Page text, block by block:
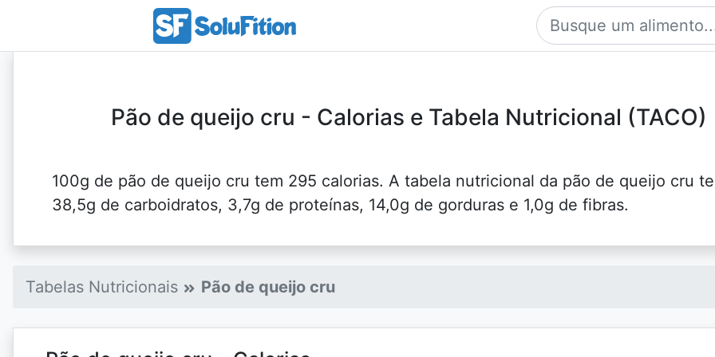
Pão de queijo cru - Calorias e Tabela Nutricional (TACO)
100g de pão de queijo cru tem 295 calorias. A tabela nutricional da pão de queijo cru
38,5g de carboidratos, 3,7g de proteínas, 14,0g de gorduras e 1,0g de fibras.
Tabelas Nutricionais Pão de queijo cru